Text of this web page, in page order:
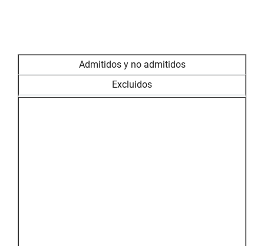
Admitidos y no admitidos
Excluidos